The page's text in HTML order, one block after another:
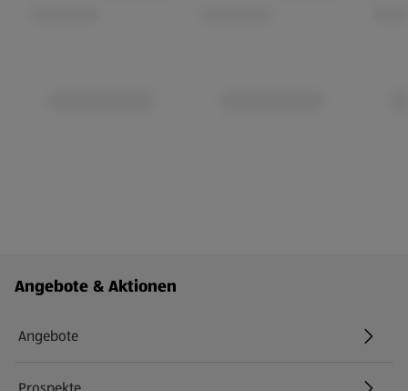
Fußzeilenmenü - weitere Links
Angebote & Aktionen
Angebote